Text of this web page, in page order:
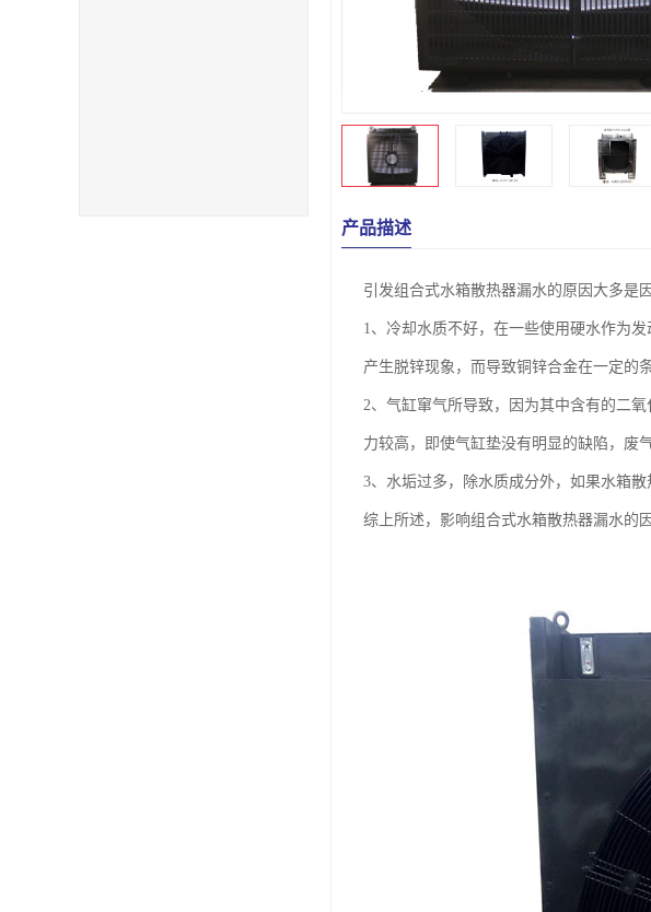
产品描述
引发组合式水箱散热器漏水的原因大多是
1、冷却水质不好，在一些使用硬水作为
产生脱锌现象，而导致铜锌合金在一定的
2、气缸窜气所导致，因为其中含有的二
力较高，即使气缸垫没有明显的缺陷，废
3、水垢过多，除水质成分外，如果水箱
综上所述，影响组合式水箱散热器漏水的